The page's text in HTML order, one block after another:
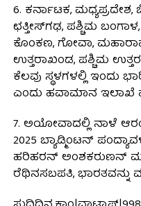
6. ಕರ್ನಾಟಕ,
ಛತ್ತೀಸ್‌ಗಢ, ಪಶ್ಚಿಮ
ಕೊಂಕಣ, ಗೋವಾ,
ಉತ್ತರಾಖಂಡ, ಪಶ್ಚಿಮ ಉತ್ತರ
ಕೆಲವು ಸ್ಥಳಗಳಲ್ಲಿ ಇಂದು
ಎಂದು ಹವಾಮಾನ ಇಲಾಖೆ
7. ಅಯೋವಾದಲ್ಲಿ ನಾಳೆ
2025 ಬ್ಯಾಡ್ಮಿಂಟನ್
ಹರಿಹರನ್ ಅಂಶಕರುಣನ್
ರೆಥಿನಸಬಪತಿ, ಭಾರತವನ್ನು